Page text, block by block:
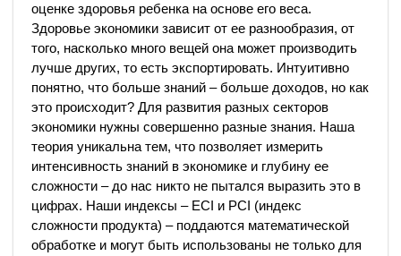
оценке здоровья ребенка на основе его веса.
Здоровье экономики зависит от ее разнообразия, от
того, насколько много вещей она может производить
лучше других, то есть экспортировать. Интуитивно
понятно, что больше знаний – больше доходов, но как
это происходит? Для развития разных секторов
экономики нужны совершенно разные знания. Наша
теория уникальна тем, что позволяет измерить
интенсивность знаний в экономике и глубину ее
сложности – до нас никто не пытался выразить это в
цифрах. Наши индексы – ECI и PCI (индекс
сложности продукта) – поддаются математической
обработке и могут быть использованы не только для